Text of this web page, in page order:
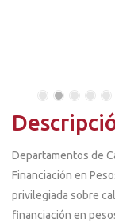
Departamentos de
Financiación en
privilegiada sobre
financiación en